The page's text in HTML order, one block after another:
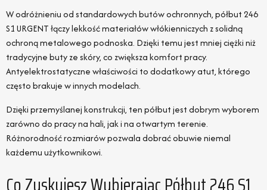
W odróżnieniu od standardowych butów ochronnych, półbut 246
S1 URGENT łączy lekkość materiałów włókienniczych z solidną
ochroną metalowego podnoska. Dzięki temu jest mniej ciężki niż
tradycyjne buty ze skóry, co zwiększa komfort pracy.
Antyelektrostatyczne właściwości to dodatkowy atut, którego
często brakuje w innych modelach.
Dzięki przemyślanej konstrukcji, ten półbut jest dobrym wyborem
zarówno do pracy na hali, jak i na otwartym terenie.
Różnorodność rozmiarów pozwala dobrać obuwie niemal
każdemu użytkownikowi.